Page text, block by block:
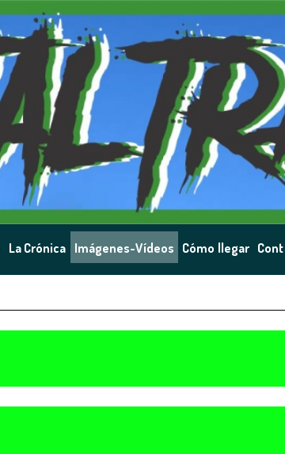
La Crónica Imágenes-Vídeos Cómo llegar